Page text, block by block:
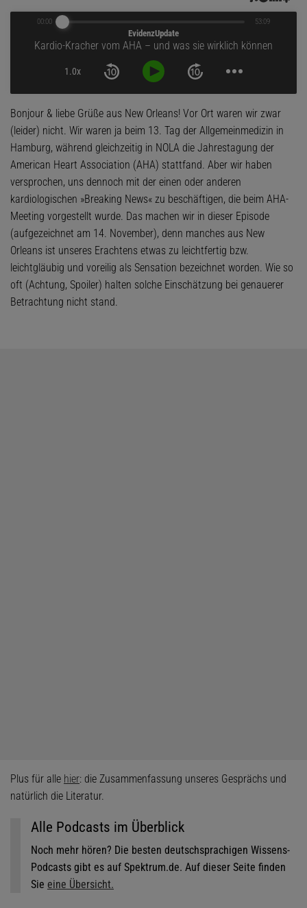
EvidenzUpdate
Kardio-Kracher vom AHA – und was sie wirklich können
1.0x
00:00 53:09
Bonjour & liebe Grüße aus New Orleans! Vor Ort waren wir zwar
(leider) nicht. Wir waren ja beim 13. Tag der Allgemeinmedizin in
Hamburg, während gleichzeitig in NOLA die Jahrestagung der
American Heart Association (AHA) stattfand. Aber wir haben
versprochen, uns dennoch mit der einen oder anderen
kardiologischen »Breaking News« zu beschäftigen, die beim AHA-
Meeting vorgestellt wurde. Das machen wir in dieser Episode
(aufgezeichnet am 14. November), denn manches aus New
Orleans ist unseres Erachtens etwas zu leichtfertig bzw.
leichtgläubig und voreilig als Sensation bezeichnet worden. Wie so
oft (Achtung, Spoiler) halten solche Einschätzung bei genauerer
Betrachtung nicht stand.
Plus für alle hier: die Zusammenfassung unseres Gesprächs und
natürlich die Literatur.
Alle Podcasts im Überblick
Noch mehr hören? Die besten deutschsprachigen Wissens-
Podcasts gibt es auf Spektrum.de. Auf dieser Seite finden
Sie eine Übersicht.